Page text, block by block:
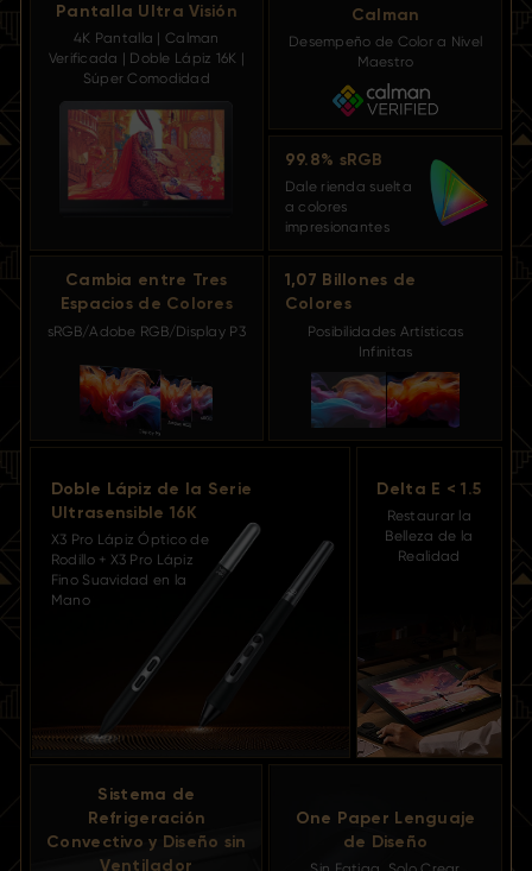
Pantalla Ultra Visión
4K Pantalla | Calman
Verificada |
Doble Lápiz 16K |
Súper Comodidad
Calman
Desempeño de Color a Nivel
Maestro
99.8% sRGB
Dale rienda suelta
a colores
impresionantes
Cambia entre Tres
Espacios de Colores
sRGB/Adobe RGB/Display P3
1,07 Billones de
Colores
Posibilidades Artísticas
Infinitas
Sistema de
Refrigeración
Convectivo y Diseño sin
Ventilador
One Paper Lenguaje
de Diseño
Doble Lápiz de la Serie
Ultrasensible 16K
X3 Pro Lápiz Óptico de
Rodillo + X3 Pro Lápiz
Fino Suavidad en la
Mano
Delta E < 1.5
Restaurar la
Belleza de la
Realidad